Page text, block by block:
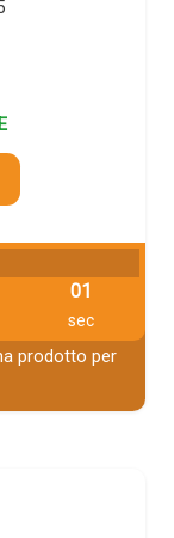
00
sec
prodotto per